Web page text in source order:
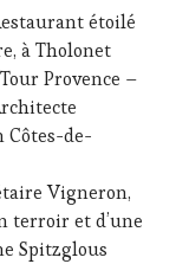
étoilé
à Tholonet
Provence –
Côtes-de-
Vigneron,
terroir et d’une
Spitzglous